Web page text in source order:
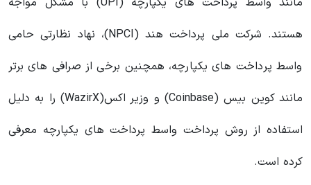
هستند. شرکت ملی پرداخت هند (NPCI)، نهاد نظارتی حامی
واسط پرداخت های یکپارچه، همچنین برخی از صرافی های برتر
مانند کوین بیس (Coinbase) و وزیر اکس(WazirX) را به دلیل
استفاده از روش پرداخت واسط پرداخت های یکپارچه معرفی
کرده است.